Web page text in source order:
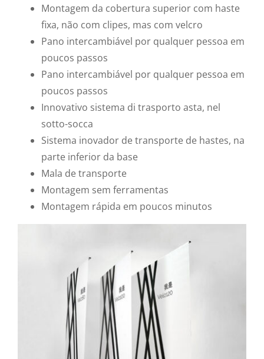
Montagem da cobertura superior com haste
fixa, não com clipes, mas com velcro
Pano intercambiável por qualquer pessoa em
poucos passos
Pano intercambiável por qualquer pessoa em
poucos passos
Innovativo sistema di trasporto asta, nel
sotto-socca
Sistema inovador de transporte de hastes, na
parte inferior da base
Mala de transporte
Montagem sem ferramentas
Montagem rápida em poucos minutos